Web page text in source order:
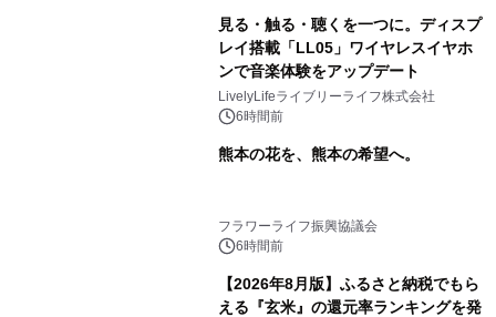
見る・触る・聴くを一つに。ディスプ
レイ搭載「LL05」ワイヤレスイヤホ
ンで音楽体験をアップデート
LivelyLifeライブリーライフ株式会社
6時間前
熊本の花を、熊本の希望へ。
フラワーライフ振興協議会
6時間前
【2026年8月版】ふるさと納税でもら
える『玄米』の還元率ランキングを発